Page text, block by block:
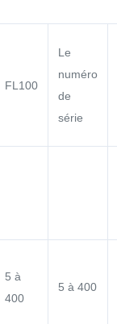
FL100
Le
numéro
de
série
5 à
400
5 à 400